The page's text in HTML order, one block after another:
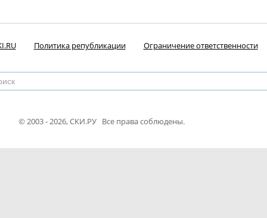
Политика републикации Ограничение ответственности
© 2003 - 2026, СКИ.РУ Все права соблюдены.